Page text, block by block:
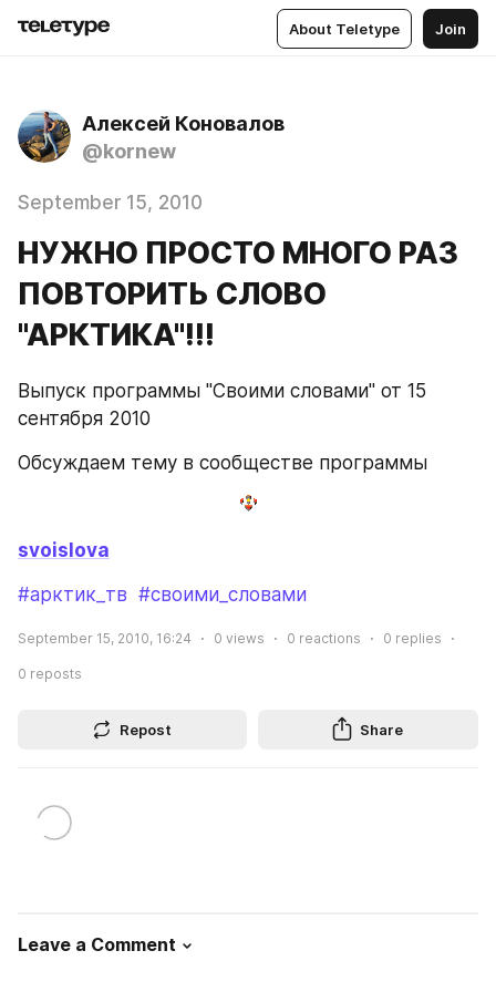
About Teletype Join
Алексей Коновалов
@kornew
September 15, 2010
НУЖНО ПРОСТО МНОГО РАЗ
ПОВТОРИТЬ СЛОВО
"АРКТИКА"!!!
Выпуск программы "Своими словами" от 15
сентября 2010
Обсуждаем тему в сообществе программы
svoislova
#арктик_тв #своими_словами
September 15, 2010, 16:24 0 views 0 reactions 0 replies
0 reposts
Repost Share
Leave a Comment